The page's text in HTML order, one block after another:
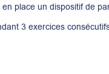
place un dispositif de
3 exercices